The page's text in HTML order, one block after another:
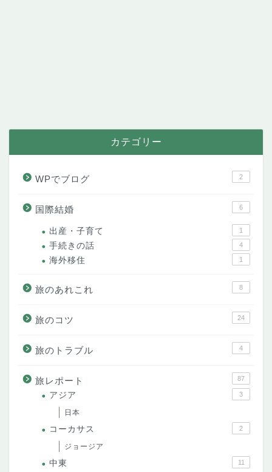
カテゴリー
WPでブログ 2
国際結婚 6
出産・子育て 1
手続きの話 4
海外移住 1
旅のあれこれ 8
旅のコツ 24
旅のトラブル 4
旅レポート 87
アジア 3
日本
コーカサス 2
ジョージア
中東 11